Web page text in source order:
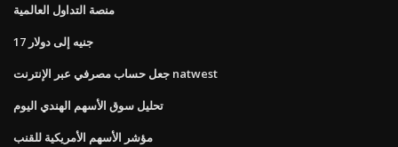
منصة التداول العالمية
17 جنيه إلى دولار
جعل حساب مصرفي عبر الإنترنت natwest
تحليل سوق الأسهم الهندي اليوم
مؤشر الأسهم الأمريكية للقنب